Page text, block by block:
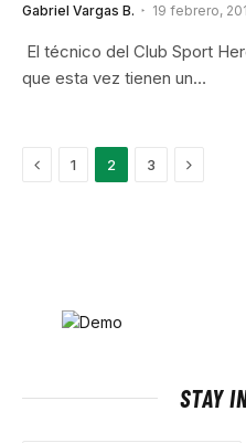
Gabriel Vargas B. 19 febrero,
El técnico del Club Sport
que esta vez tienen un…
Previous
1 2 3 Next
STAY